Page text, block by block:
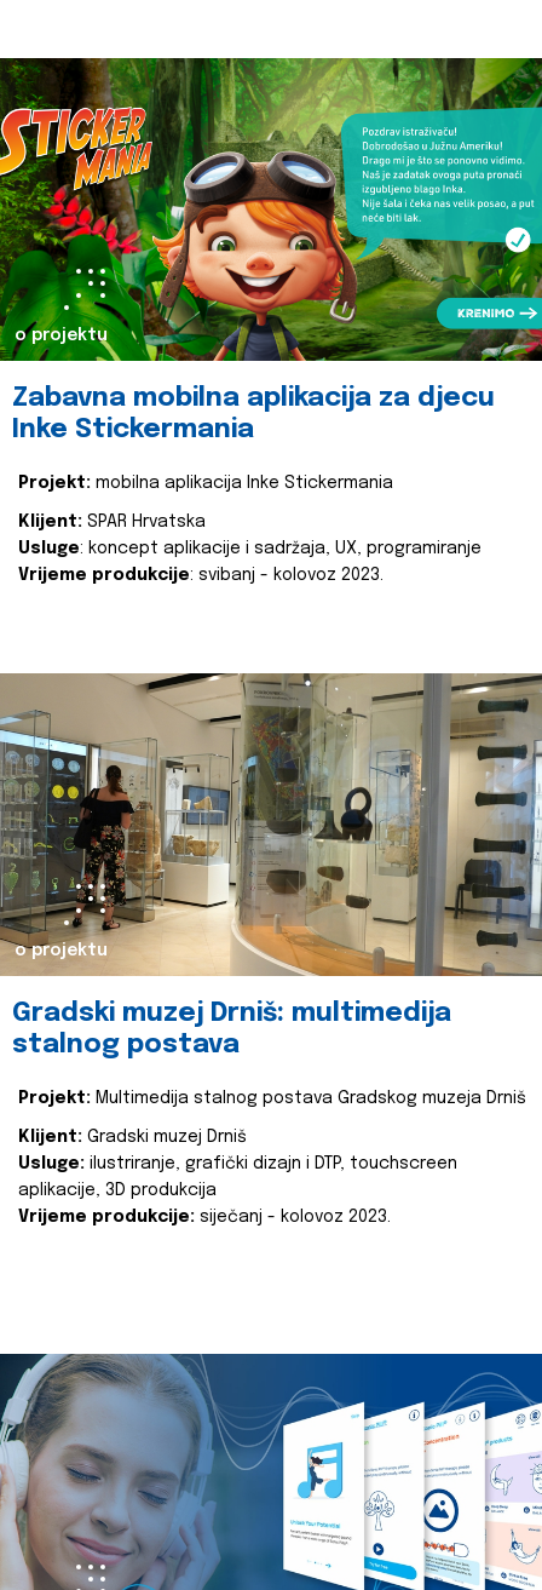
o projektu
Zabavna mobilna aplikacija za djecu
Inke Stickermania
Projekt: mobilna aplikacija Inke Stickermania
Klijent: SPAR Hrvatska
Usluge: koncept aplikacije i sadržaja, UX, programiranje
Vrijeme produkcije: svibanj - kolovoz 2023.
o projektu
Gradski muzej Drniš: multimedija
stalnog postava
Projekt: Multimedija stalnog postava Gradskog muzeja Drniš
Klijent: Gradski muzej Drniš
Usluge: ilustriranje, grafički dizajn i DTP, touchscreen
aplikacije, 3D produkcija
Vrijeme produkcije: siječanj - kolovoz 2023.